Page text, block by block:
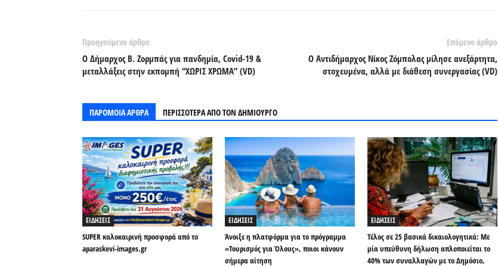
Προηγούμενο άρθρο
Ο Δήμαρχος Β. Ζορμπάς για πανδημία, Covid-19 &
μεταλλάξεις στην εκπομπή “ΧΩΡΙΣ ΧΡΩΜΑ” (VD)
Επόμενο άρθρο
Ο Αντιδήμαρχος Νίκος Ζόμπολας μίλησε ανεξάρτητα,
στοχευμένα, αλλά με διάθεση συνεργασίας (VD)
ΠΑΡΟΜΟΙΑ ΑΡΘΡΑ ΠΕΡΙΣΣΟΤΕΡΑ ΑΠΟ ΤΟΝ ΔΗΜΙΟΥΡΓΟ
ΕΙΔΗΣΕΙΣ
SUPER καλοκαιρινή προσφορά από το
aparaskevi-images.gr
ΕΙΔΗΣΕΙΣ
Άνοιξε η πλατφόρμα για το πρόγραμμα
«Τουρισμός για Όλους», ποιοι κάνουν
σήμερα αίτηση
ΕΙΔΗΣΕΙΣ
Τέλος σε 25 βασικά δικαιολογητικά: Με
μία υπεύθυνη δήλωση απλοποιείται το
40% των συναλλαγών με το Δημόσιο,